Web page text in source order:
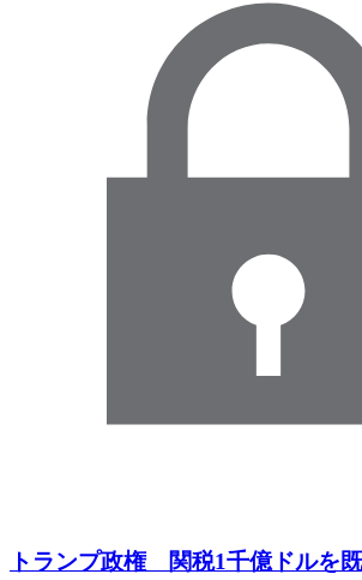
トランプ政権 関税1千億ドルを